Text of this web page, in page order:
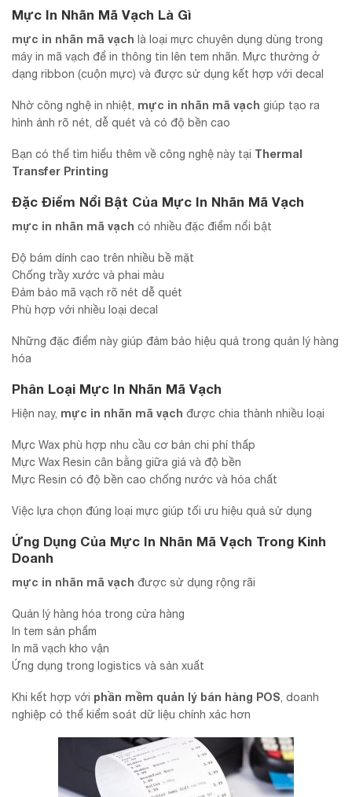
Mực In Nhãn Mã Vạch Là Gì
mực in nhãn mã vạch là loại mực chuyên dụng dùng trong
máy in mã vạch để in thông tin lên tem nhãn. Mực thường ở
dạng ribbon (cuộn mực) và được sử dụng kết hợp với decal
Nhờ công nghệ in nhiệt, mực in nhãn mã vạch giúp tạo ra
hình ảnh rõ nét, dễ quét và có độ bền cao
Bạn có thể tìm hiểu thêm về công nghệ này tại Thermal
Transfer Printing
Đặc Điểm Nổi Bật Của Mực In Nhãn Mã Vạch
mực in nhãn mã vạch có nhiều đặc điểm nổi bật
Độ bám dính cao trên nhiều bề mặt
Chống trầy xước và phai màu
Đảm bảo mã vạch rõ nét dễ quét
Phù hợp với nhiều loại decal
Những đặc điểm này giúp đảm bảo hiệu quả trong quản lý hàng
hóa
Phân Loại Mực In Nhãn Mã Vạch
Hiện nay, mực in nhãn mã vạch được chia thành nhiều loại
Mực Wax phù hợp nhu cầu cơ bản chi phí thấp
Mực Wax Resin cân bằng giữa giá và độ bền
Mực Resin có độ bền cao chống nước và hóa chất
Việc lựa chọn đúng loại mực giúp tối ưu hiệu quả sử dụng
Ứng Dụng Của Mực In Nhãn Mã Vạch Trong Kinh
Doanh
mực in nhãn mã vạch được sử dụng rộng rãi
Quản lý hàng hóa trong cửa hàng
In tem sản phẩm
In mã vạch kho vận
Ứng dụng trong logistics và sản xuất
Khi kết hợp với phần mềm quản lý bán hàng POS , doanh
nghiệp có thể kiểm soát dữ liệu chính xác hơn